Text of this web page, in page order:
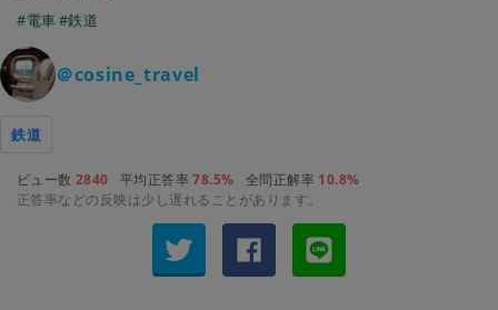
#電車#鉄道
＠cosine_travel
鉄道
ビュー数 2840 平均正答率78.5% 全問正解率 10.8%
正答率などの反映は少し遅れることがあります。